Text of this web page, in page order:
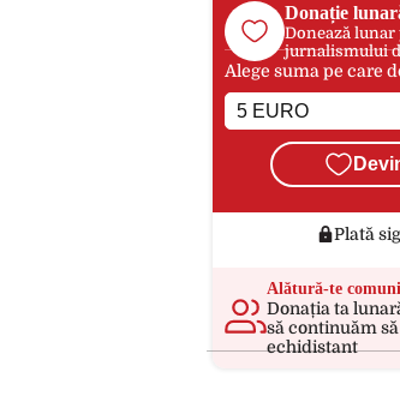
Donație
Donează
jurnalismului
Alege suma pe care
Plată
Alătură-te
Donația ta
să continuăm
echidistant